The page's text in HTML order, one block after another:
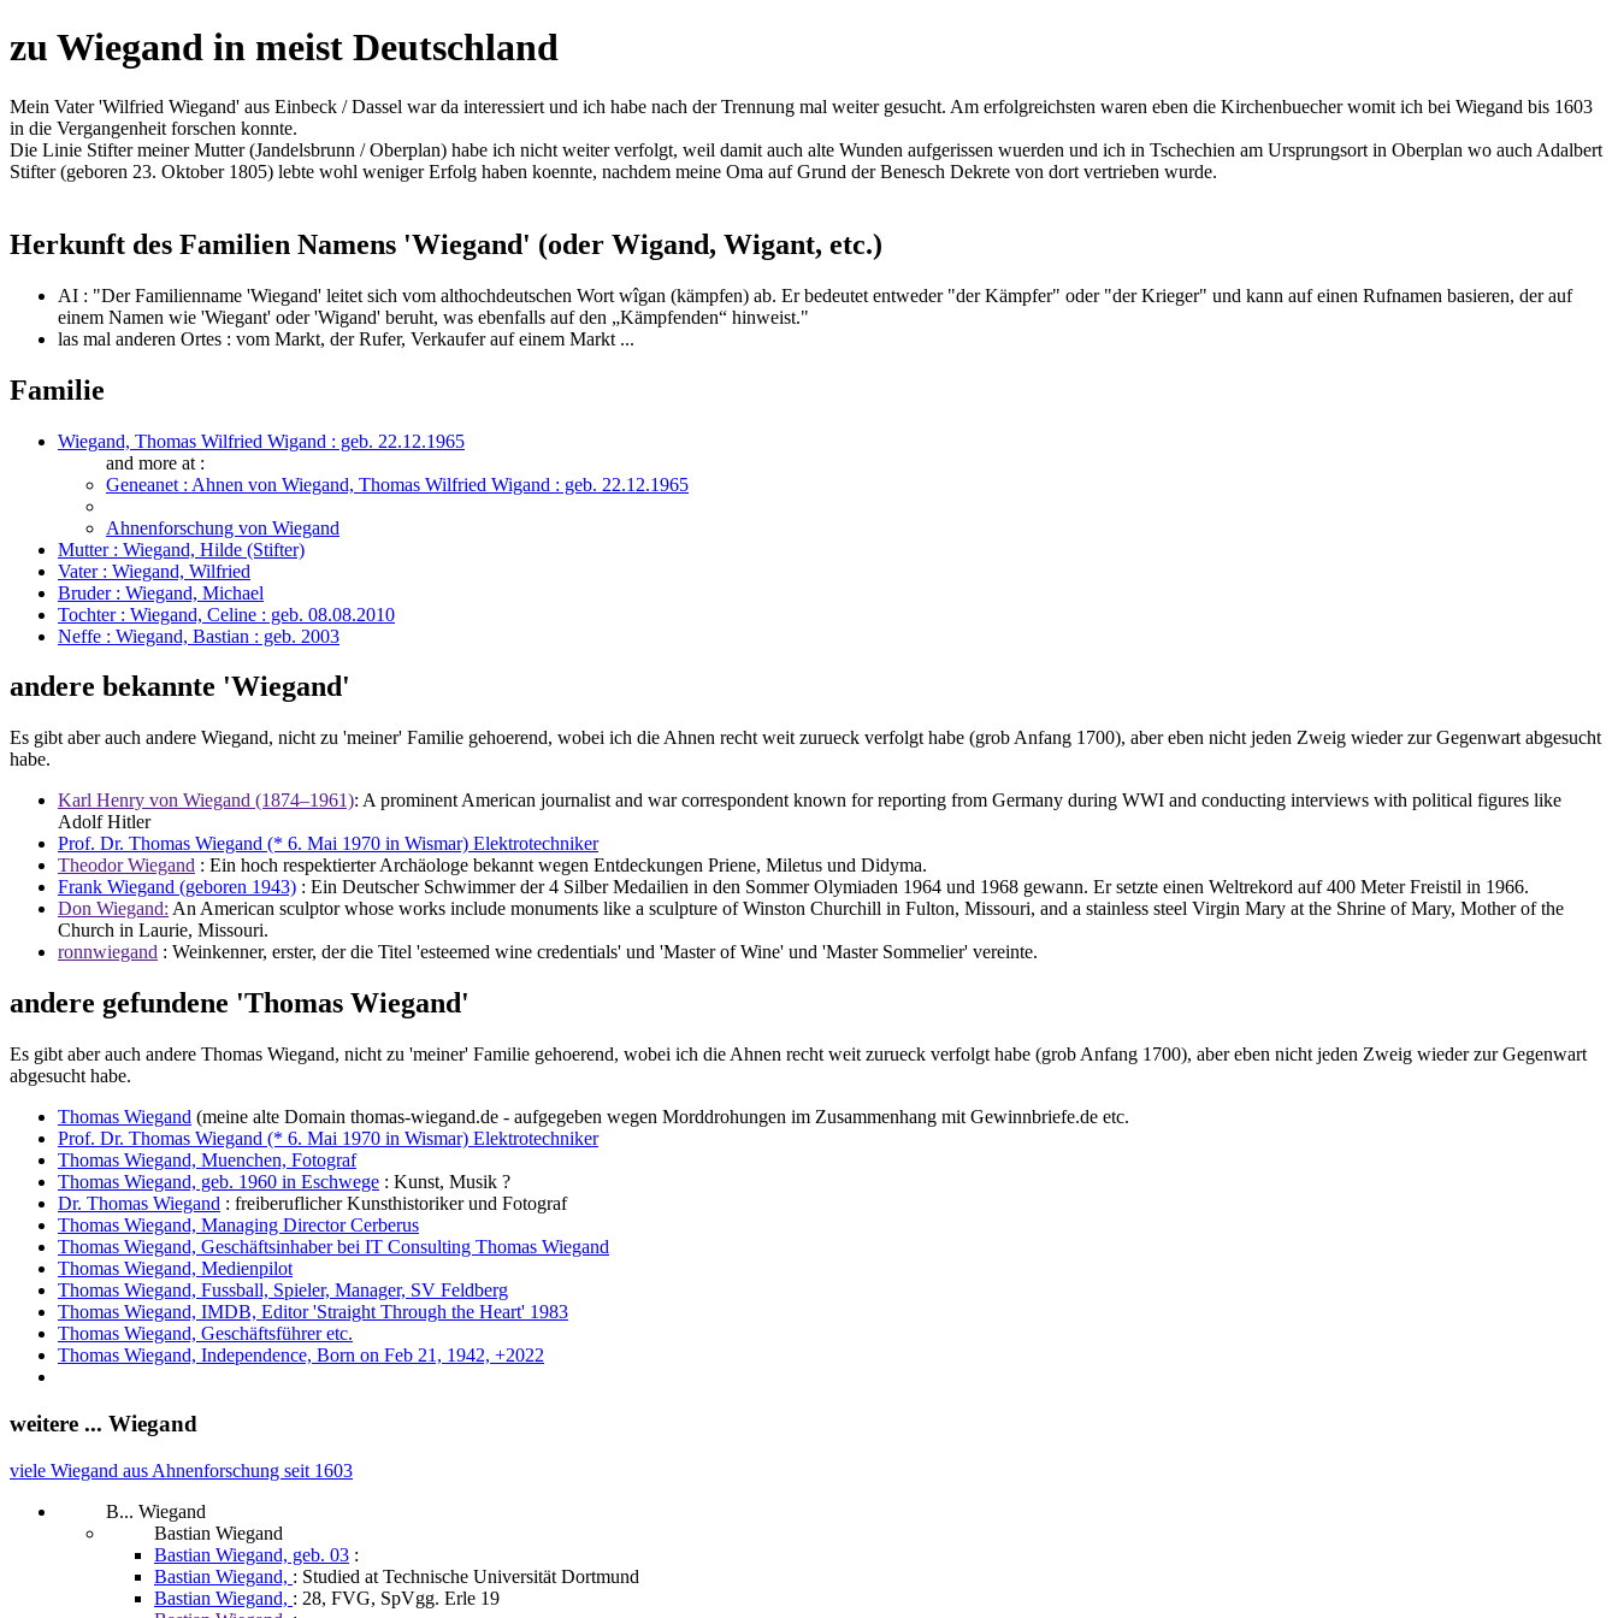
zu Wiegand in meist Deutschland
Mein Vater 'Wilfried Wiegand' aus Einbeck / Dassel war da interessiert und ich habe nach der Trennung mal weiter gesucht. Am erfolgreichsten waren eben die Kirchenbuecher womit ich bei Wiegand bis 1603
in die Vergangenheit forschen konnte.
Die Linie Stifter meiner Mutter (Jandelsbrunn / Oberplan) habe ich nicht weiter verfolgt, weil damit auch alte Wunden aufgerissen wuerden und ich in Tschechien am Ursprungsort in Oberplan wo auch Adalbert
Stifter (geboren 23. Oktober 1805) lebte wohl weniger Erfolg haben koennte, nachdem meine Oma auf Grund der Benesch Dekrete von dort vertrieben wurde.
Herkunft des Familien Namens 'Wiegand' (oder Wigand, Wigant, etc.)
AI : "Der Familienname 'Wiegand' leitet sich vom althochdeutschen Wort wîgan (kämpfen) ab. Er bedeutet entweder "der Kämpfer" oder "der Krieger" und kann auf einen Rufnamen basieren, der auf
einem Namen wie 'Wiegant' oder 'Wigand' beruht, was ebenfalls auf den „Kämpfenden“ hinweist."
las mal anderen Ortes : vom Markt, der Rufer, Verkaufer auf einem Markt ...
Familie
Wiegand, Thomas Wilfried Wigand : geb. 22.12.1965
and more at :
Geneanet : Ahnen von Wiegand, Thomas Wilfried Wigand : geb. 22.12.1965
Ahnenforschung von Wiegand
Mutter : Wiegand, Hilde (Stifter)
Vater : Wiegand, Wilfried
Bruder : Wiegand, Michael
Tochter : Wiegand, Celine : geb. 08.08.2010
Neffe : Wiegand, Bastian : geb. 2003
andere bekannte 'Wiegand'
Es gibt aber auch andere Wiegand, nicht zu 'meiner' Familie gehoerend, wobei ich die Ahnen recht weit zurueck verfolgt habe (grob Anfang 1700), aber eben nicht jeden Zweig wieder zur Gegenwart abgesucht
habe.
Karl Henry von Wiegand (1874–1961): A prominent American journalist and war correspondent known for reporting from Germany during WWI and conducting interviews with political figures like
Adolf Hitler
Prof. Dr. Thomas Wiegand (* 6. Mai 1970 in Wismar) Elektrotechniker
Theodor Wiegand : Ein hoch respektierter Archäologe bekannt wegen Entdeckungen Priene, Miletus und Didyma.
Frank Wiegand (geboren 1943) : Ein Deutscher Schwimmer der 4 Silber Medailien in den Sommer Olymiaden 1964 und 1968 gewann. Er setzte einen Weltrekord auf 400 Meter Freistil in 1966.
Don Wiegand: An American sculptor whose works include monuments like a sculpture of Winston Churchill in Fulton, Missouri, and a stainless steel Virgin Mary at the Shrine of Mary, Mother of the
Church in Laurie, Missouri.
ronnwiegand : Weinkenner, erster, der die Titel 'esteemed wine credentials' und 'Master of Wine' und 'Master Sommelier' vereinte.
andere gefundene 'Thomas Wiegand'
Es gibt aber auch andere Thomas Wiegand, nicht zu 'meiner' Familie gehoerend, wobei ich die Ahnen recht weit zurueck verfolgt habe (grob Anfang 1700), aber eben nicht jeden Zweig wieder zur Gegenwart
abgesucht habe.
Thomas Wiegand (meine alte Domain thomas-wiegand.de - aufgegeben wegen Morddrohungen im Zusammenhang mit Gewinnbriefe.de etc.
Prof. Dr. Thomas Wiegand (* 6. Mai 1970 in Wismar) Elektrotechniker
Thomas Wiegand, Muenchen, Fotograf
Thomas Wiegand, geb. 1960 in Eschwege : Kunst, Musik ?
Dr. Thomas Wiegand : freiberuflicher Kunsthistoriker und Fotograf
Thomas Wiegand, Managing Director Cerberus
Thomas Wiegand, Geschäftsinhaber bei IT Consulting Thomas Wiegand
Thomas Wiegand, Medienpilot
Thomas Wiegand, Fussball, Spieler, Manager, SV Feldberg
Thomas Wiegand, IMDB, Editor 'Straight Through the Heart' 1983
Thomas Wiegand, Geschäftsführer etc.
Thomas Wiegand, Independence, Born on Feb 21, 1942, +2022
weitere ... Wiegand
viele Wiegand aus Ahnenforschung seit 1603
B... Wiegand
Bastian Wiegand
Bastian Wiegand, geb. 03 :
Bastian Wiegand, : Studied at Technische Universität Dortmund
Bastian Wiegand, : 28, FVG, SpVgg. Erle 19